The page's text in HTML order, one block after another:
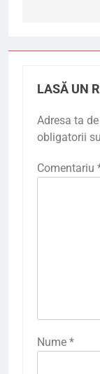
LASĂ UN
Adresa ta
obligatorii
Comentariu
Nume *